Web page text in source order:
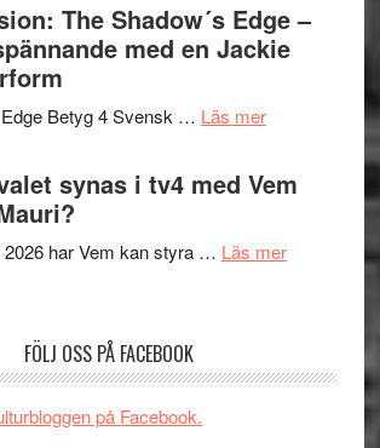
Pöntinen
avslutar
in
till
och
The Shadow´s Edge –
med en Jackie
Betyg 4 Svensk … Läs merom
Shadow
Edge
spännande
synas i tv4 med Vem
2026 har Vem kan styra … Läs merom
FÖLJ OSS PÅ FACEBOOK
på Facebook.